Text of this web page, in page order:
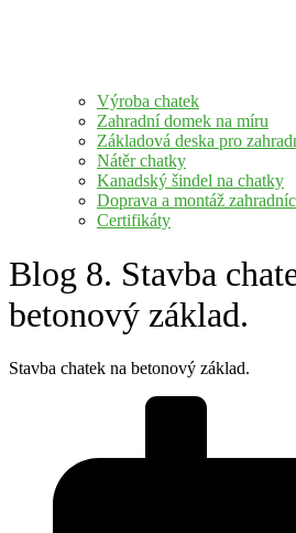
Výroba chatek
Zahradní domek na míru
Základová deska pro
Nátěr chatky
Kanadský šindel na chatky
Doprava a montáž
Certifikáty
Blog 8. Stavba
betonový základ.
Stavba chatek na betonový základ.